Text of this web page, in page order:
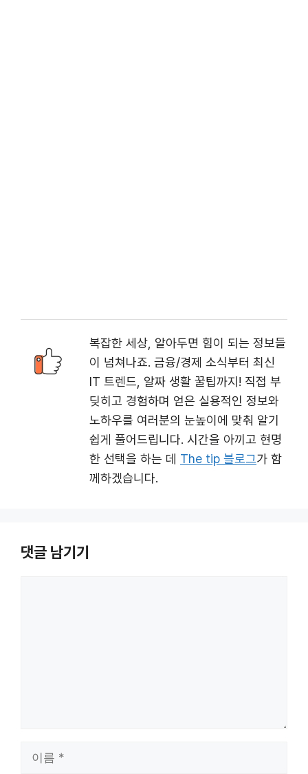
복잡한 세상, 알아두면 힘이 되는 정보들
이 넘쳐나죠. 금융/경제 소식부터 최신
IT 트렌드, 알짜 생활 꿀팁까지! 직접 부
딪히고 경험하며 얻은 실용적인 정보와
노하우를 여러분의 눈높이에 맞춰 알기
쉽게 풀어드립니다. 시간을 아끼고 현명
한 선택을 하는 데 The tip 블로그가 함
께하겠습니다.
댓글 남기기